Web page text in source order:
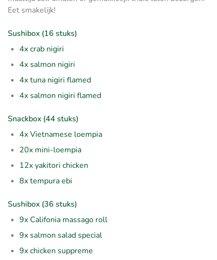
Eet smakelijk!
Sushibox (16 stuks)
4x crab nigiri
4x salmon nigiri
4x tuna nigiri flamed
4x salmon nigiri flamed
Snackbox (44 stuks)
4x Vietnamese loempia
20x mini-loempia
12x yakitori chicken
8x tempura ebi
Sushibox (36 stuks)
9x Califonia massago roll
9x salmon salad special
9x chicken suppreme